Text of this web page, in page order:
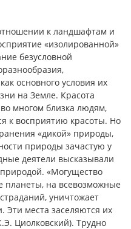
к ландшафтам и
«изолированной»
безусловной
основного условия их
на Земле. Красота
многом близка людям,
к восприятию красоты. Но
«дикой» природы,
природы зачастую у
деятели высказывали
«Могущество
планеты, на всевозможные
уничтожает
места заселяются их
Циолковский). Трудно